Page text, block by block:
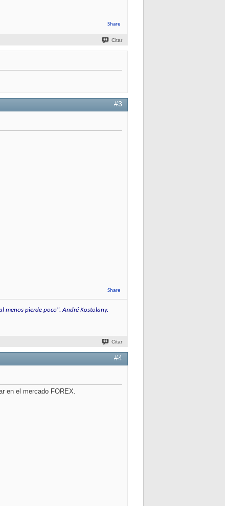
Share
Citar
#3
Share
menos pierde poco". André Kostolany.
Citar
#4
en el mercado FOREX.